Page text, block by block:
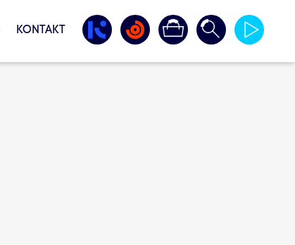
KONTAKT